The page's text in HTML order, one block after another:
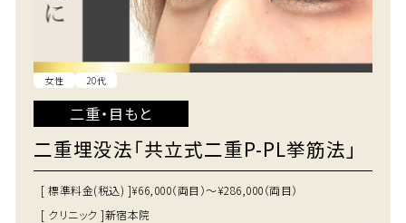
女性 20代
二重・目もと
二重埋没法「共立式二重P-PL挙筋法」
[ 標準料金(税込) ]¥66,000（両目）～¥286,000（両目）
[ クリニック ]新宿本院